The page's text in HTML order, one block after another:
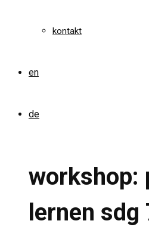
kontakt
en
de
workshop:
lernen